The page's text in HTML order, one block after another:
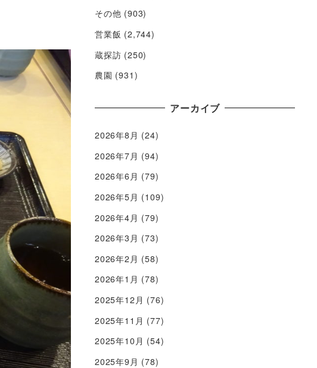
その他 (903)
営業飯 (2,744)
蔵探訪 (250)
農園 (931)
アーカイブ
2026年8月 (24)
2026年7月 (94)
2026年6月 (79)
2026年5月 (109)
2026年4月 (79)
2026年3月 (73)
2026年2月 (58)
2026年1月 (78)
2025年12月 (76)
2025年11月 (77)
2025年10月 (54)
2025年9月 (78)